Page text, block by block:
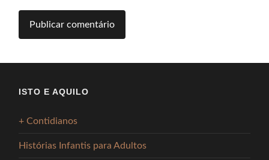
ISTO E AQUILO
+ Contidianos
Histórias Infantis para Adultos